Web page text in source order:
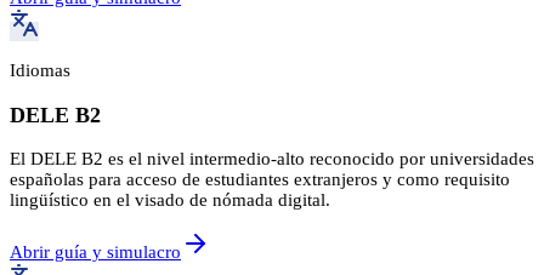
Idiomas
DELE B2
El DELE B2 es el nivel intermedio-alto reconocido por universidades
españolas para acceso de estudiantes extranjeros y como requisito
lingüístico en el visado de nómada digital.
Abrir guía y simulacro